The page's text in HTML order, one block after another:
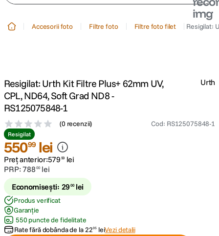
3 trepied telefon
4. peak design
5.
6. lavaliera
7. ulanzi
8. godox
9. card memorie
Accesorii foto Filtre foto Filtre foto filet Resigilat:
Resigilat: Urth Kit Filtre Plus+ 62mm UV,
CPL, ND64, Soft Grad ND8 -
RS125075848-1
(0 recenzii) Cod: RS125075848-1
Urth
Resigilat
55099 lei
Preț anterior:579 99 lei
PRP:788 00 lei
Economisești: 29 00 lei
Produs verificat
Garanție
550 puncte de fidelitate
Rate fără dobânda de la2295 leiVezi detalii